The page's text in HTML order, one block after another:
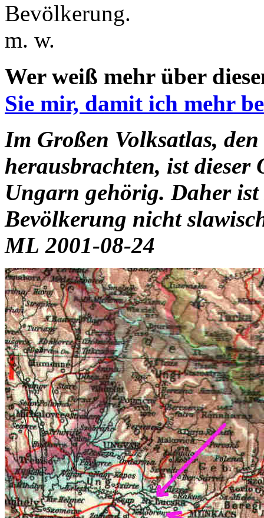
Bevölkerung.
m. w.
Wer weiß mehr über
Sie mir, damit ich mehr
Im Großen Volksatlas,
herausbrachten, ist dieser
Ungarn gehörig. Daher
Bevölkerung nicht
ML 2001-08-24